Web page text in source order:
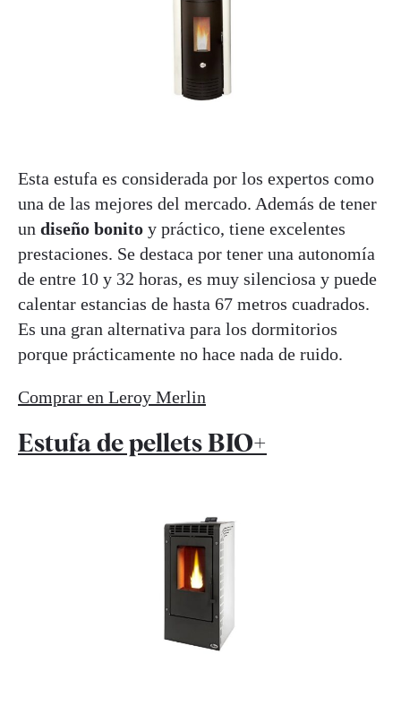
Esta estufa es considerada por los expertos como
una de las mejores del mercado. Además de tener
un diseño bonito y práctico, tiene excelentes
prestaciones. Se destaca por tener una autonomía
de entre 10 y 32 horas, es muy silenciosa y puede
calentar estancias de hasta 67 metros cuadrados.
Es una gran alternativa para los dormitorios
porque prácticamente no hace nada de ruido.
Comprar en Leroy Merlin
Estufa de pellets BIO+